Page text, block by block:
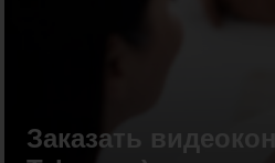
Заказать